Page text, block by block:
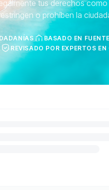
tus derechos
o prohíben la
BASADO EN
REVISADO POR EXPERTOS